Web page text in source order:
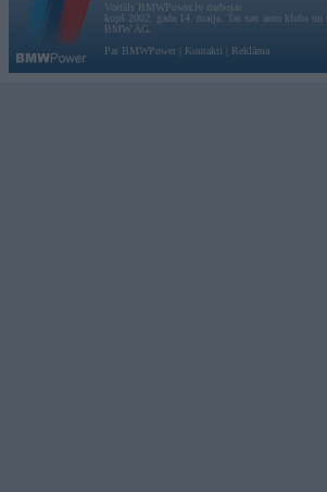
Vortāls BMWPower.lv darbojas
kopš 2002. gada 14. maija. Tas nav auto klubs un
BMW AG.
Par BMWPower
Kontakti Reklāma